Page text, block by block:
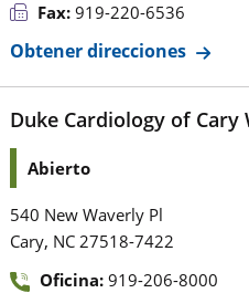
Fax: 919-220-6536
Obtener direcciones
Duke Cardiology of Cary
Abierto
540 New Waverly Pl
Cary, NC 27518-7422
Oficina: 919-206-8000